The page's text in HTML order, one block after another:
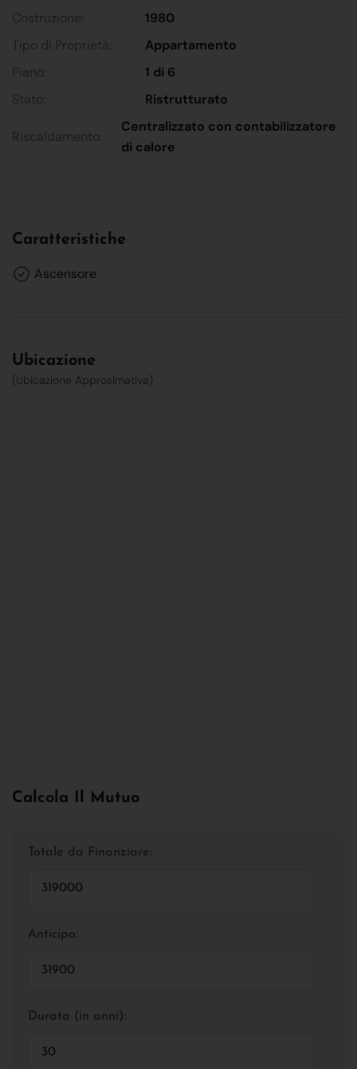
Costruzione:
1980
Tipo di Proprietà:
Appartamento
Piano:
1 di 6
Stato:
Ristrutturato
Riscaldamento:
Centralizzato con contabilizzatore
di calore
Caratteristiche
Ascensore
Ubicazione
(Ubicazione Approsimativa)
Calcola Il Mutuo
Totale da Finanziare:
Anticipo:
Durata (in anni):